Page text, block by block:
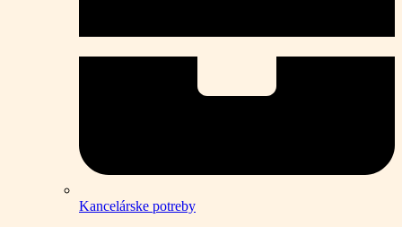
Kancelárske potreby